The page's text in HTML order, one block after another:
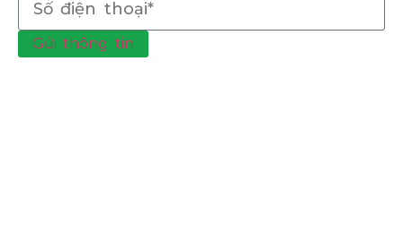
Gửi thông tin